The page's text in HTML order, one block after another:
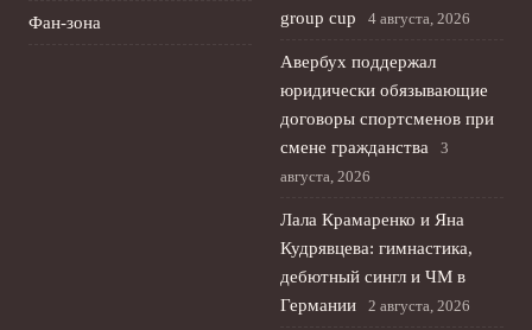
Фан-зона
group cup
4 августа, 2026
Авербух поддержал
юридически обязывающие
договоры спортсменов при
смене гражданства
3
августа, 2026
Лала Крамаренко и Яна
Кудрявцева: гимнастика,
дебютный сингл и ЧМ в
Германии
2 августа, 2026